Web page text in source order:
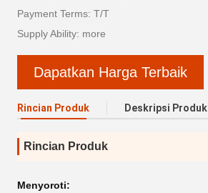
Payment Terms: T/T
Supply Ability: more
Dapatkan Harga Terbaik
Rincian Produk Deskripsi Produk
Rincian Produk
Menyoroti: